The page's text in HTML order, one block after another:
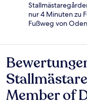
nur 4 Minuten zu
Fußweg von
Bewertungen
Member of